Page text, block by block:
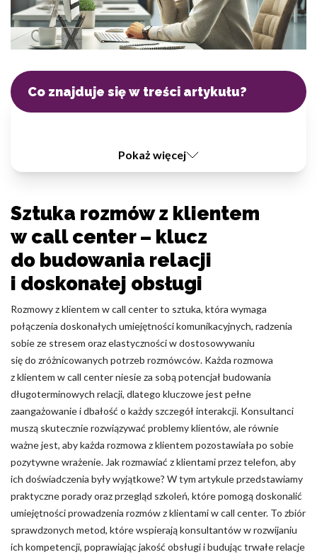
Co znajduje się w treści artykułu?
Pokaż więcej
Sztuka rozmów z klientem
w call center – klucz
do budowania relacji
i doskonałej obsługi
Rozmowy z klientem w call center to sztuka, która wymaga
połączenia doskonałych umiejętności komunikacyjnych, radzenia
sobie ze stresem oraz elastyczności w dostosowywaniu
się do zróżnicowanych potrzeb rozmówców. Każda rozmowa
z klientem w call center niesie za sobą potencjał budowania
długoterminowych relacji, dlatego kluczowe jest pełne
zaangażowanie i dbałość o każdy szczegół interakcji. Konsultanci
muszą skutecznie rozwiązywać problemy klientów, ale równie
ważne jest, aby każda rozmowa z klientem pozostawiała po sobie
pozytywne wrażenie. Jak rozmawiać z klientami przez telefon, aby
ich doświadczenia były wyjątkowe? W tym artykule przedstawiamy
praktyczne porady oraz przegląd szkoleń, które pomogą doskonalić
umiejętności prowadzenia rozmów z klientami w call center. To zbiór
sprawdzonych metod, które wspierają konsultantów w rozwijaniu
ich kompetencji, poprawiając jakość obsługi i budując trwałe relacje
Statystyka
Statystyczne pliki cookie pomagają właścicielem stron
gromadząc i zgłaszając anonimowe informacje.
stronach internetowych. Celem jest wyświetlanie reklam, które są
interesujące dla poszczególnych użytkowników i tym samym
Nieklasyfikowane
Nieklasyfikowane pliki cookie, to pliki, które są w procesie
z dostawcami poszczególnych ciasteczek.
Odrzuć
Zapisz moje preferencje